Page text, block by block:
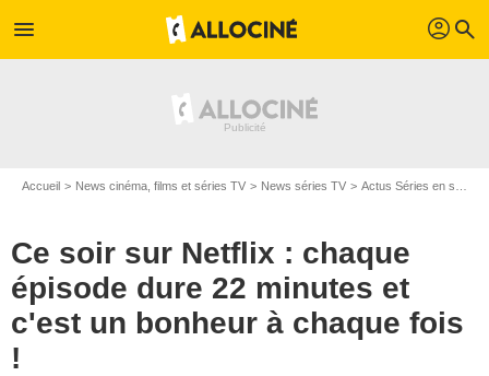
menu profil search
Accueil News cinéma, films et séries TV News séries TV Actus Séries en streaming
Ce soir sur Netflix : chaque
épisode dure 22 minutes et
c'est un bonheur à chaque fois
!